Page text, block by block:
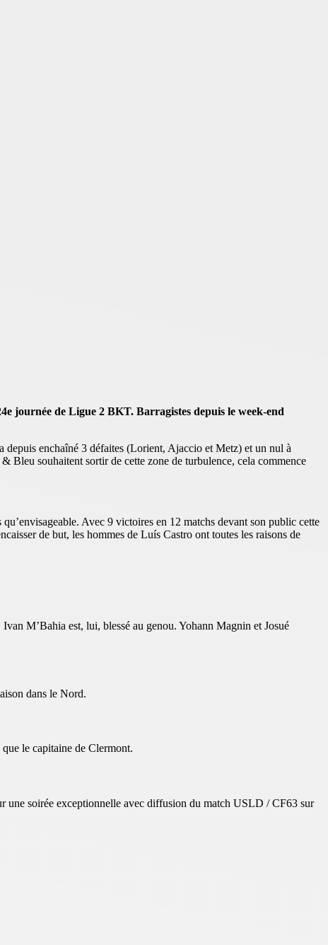
journée de Ligue 2 BKT. Barragistes depuis le week-end
depuis enchaîné 3 défaites (Lorient, Ajaccio et Metz) et un nul à
Bleu souhaitent sortir de cette zone de turbulence, cela commence
Avec 9 victoires en 12 matchs devant son public cette
de but, les hommes de Luís Castro ont toutes les raisons de
M’Bahia est, lui, blessé au genou. Yohann Magnin et Josué
dans le Nord.
le capitaine de Clermont.
une soirée exceptionnelle avec diffusion du match USLD / CF63 sur